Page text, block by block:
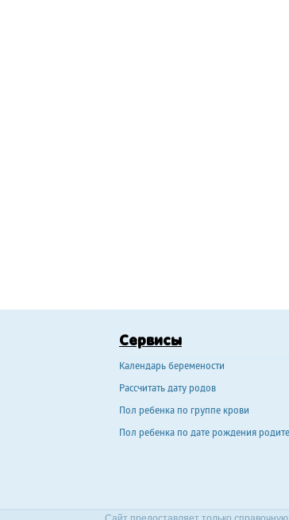
Сервисы
Календарь беремености
Рассчитать дату родов
Пол ребенка по группе крови
Пол ребенка по дате рождения